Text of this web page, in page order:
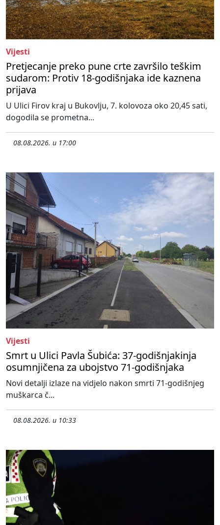
Vijesti
Pretjecanje preko pune crte završilo teškim
sudarom: Protiv 18-godišnjaka ide kaznena
prijava
U Ulici Firov kraj u Bukovlju, 7. kolovoza oko 20,45 sati,
dogodila se prometna...
08.08.2026. u 17:00
Vijesti
Smrt u Ulici Pavla Šubića: 37-godišnjakinja
osumnjičena za ubojstvo 71-godišnjaka
Novi detalji izlaze na vidjelo nakon smrti 71-godišnjeg
muškarca č...
08.08.2026. u 10:33